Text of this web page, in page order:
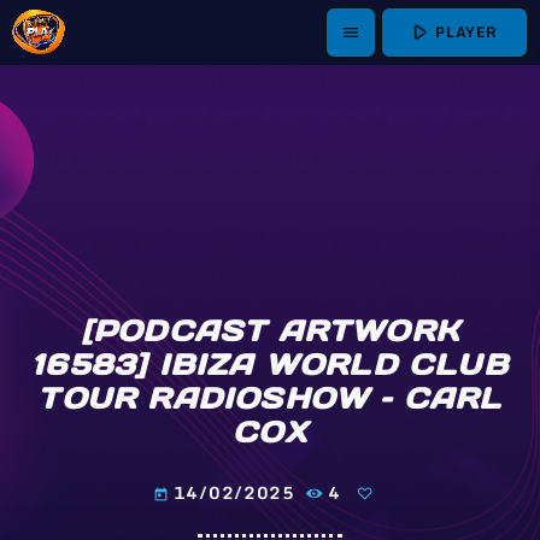
menu play_arrow PLAYER
[PODCAST ARTWORK
16583] IBIZA WORLD CLUB
TOUR RADIOSHOW – CARL
COX
today 14/02/2025 4